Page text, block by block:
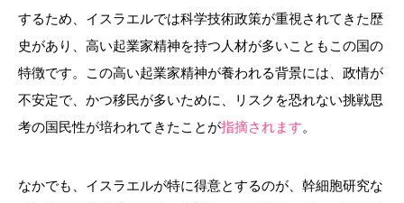
するため、イスラエルでは科学技術政策が重視されてきた歴
史があり、高い起業家精神を持つ人材が多いこともこの国の
特徴です。この高い起業家精神が養われる背景には、政情が
不安定で、かつ移民が多いために、リスクを恐れない挑戦思
考の国民性が培われてきたことが指摘されます。
なかでも、イスラエルが特に得意とするのが、幹細胞研究な